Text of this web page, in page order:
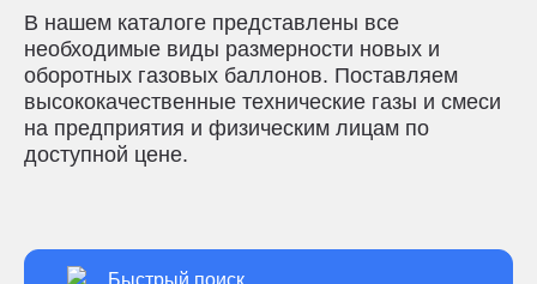
В нашем каталоге представлены все
необходимые виды размерности новых и
оборотных газовых баллонов. Поставляем
высококачественные технические газы и смеси
на предприятия и физическим лицам по
доступной цене.